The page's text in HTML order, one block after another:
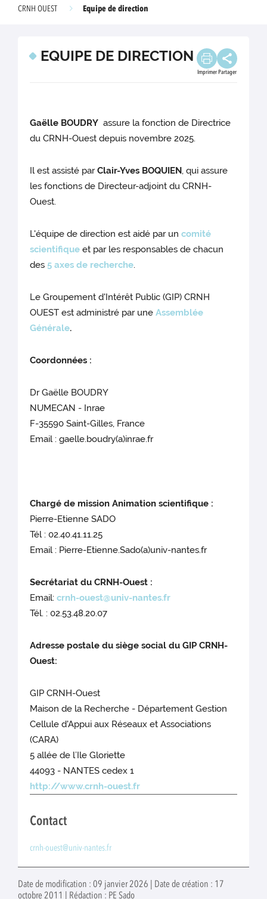
CRNH OUEST Equipe de direction
EQUIPE DE DIRECTION
Imprimer Partager
Gaëlle BOUDRYassure la fonction de Directrice
du CRNH-Ouest depuis novembre 2025.
Il est assisté parClair-Yves BOQUIEN, qui assure
les fonctions de Directeur-adjoint du CRNH-
Ouest.
L'équipe de direction est aidé par uncomité
scientifique et par les responsables de chacun
des 5 axes de recherche.
Le Groupement d'Intérêt Public (GIP) CRNH
OUEST est administré par uneAssemblée
Générale.
Coordonnées :
Dr Gaëlle BOUDRY
NUMECAN - Inrae
F-35590 Saint-Gilles, France
Email : gaelle.boudry(a)inrae.fr
Chargé de mission Animation scientifique :
Pierre-Etienne SADO
Tél : 02.40.41.11.25
Email : Pierre-Etienne.Sado(a)univ-nantes.fr
Secrétariat du CRNH-Ouest :
Email:crnh-ouest@univ-nantes.fr
Tél. : 02.53.48.20.07
Adresse postale du siège social du GIP CRNH-
Ouest:
GIP CRNH-Ouest
Maison de la Recherche - Département Gestion
Cellule d'Appui aux Réseaux et Associations
(CARA)
5 allée de l’Ile Gloriette
44093 - NANTES cedex 1
http://www.crnh-ouest.fr
Contact
crnh-ouest@univ-nantes.fr
Date de modification : 09 janvier 2026 | Date de création : 17
octobre 2011 | Rédaction : PE Sado